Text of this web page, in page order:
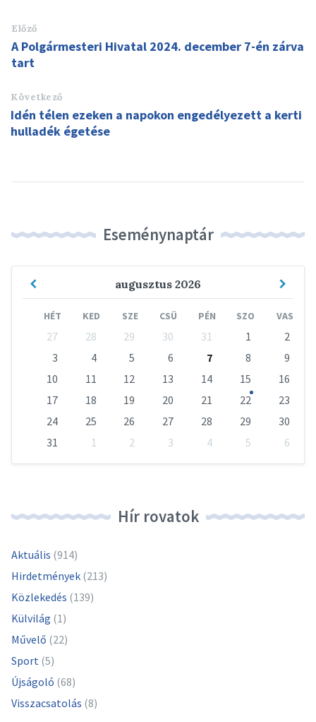
Előző
A Polgármesteri Hivatal 2024. december 7-én zárva
tart
Következő
Idén télen ezeken a napokon engedélyezett a kerti
hulladék égetése
Eseménynaptár
augusztus 2026
Previous
HÉT KED SZE CSÜ PÉN SZO VAS
calendar
27 28 29 30 31 1
2
3
4 5 6 7 8
9
10
11 12 13 14 15
16
17
18 19 20 21 22
23
24
25 26 27 28 29
30
31
1 2 3 4 5
6
Hír rovatok
Aktuális (914)
Hirdetmények (213)
Közlekedés (139)
Külvilág (1)
Művelő (22)
Sport (5)
Újságoló (68)
Visszacsatolás (8)